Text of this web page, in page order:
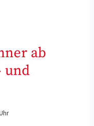
ab
und